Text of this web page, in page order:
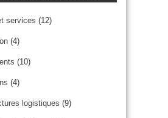
services (12)
(4)
(10)
(4)
logistiques (9)